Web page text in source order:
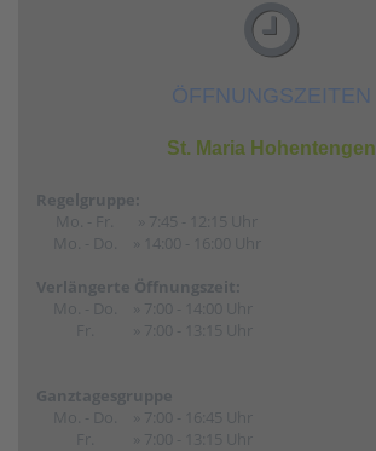
ÖFFNUNGSZEITEN
St. Maria Hohentengen
Regelgruppe:
Mo. - Fr.
» 7:45 - 12:15 Uhr
Mo. - Do.
» 14:00 - 16:00 Uhr
Verlängerte Öffnungszeit:
Mo. - Do.
» 7:00 - 14:00 Uhr
Fr.
» 7:00 - 13:15 Uhr
Ganztagesgruppe
Mo. - Do.
» 7:00 - 16:45 Uhr
Fr.
» 7:00 - 13:15 Uhr